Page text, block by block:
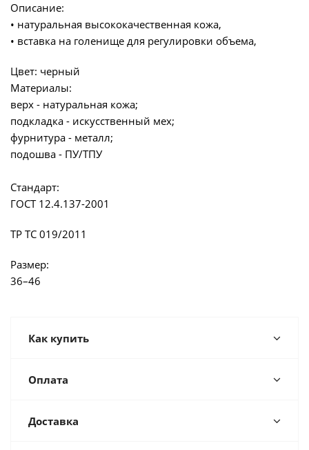
Описание:
• натуральная высококачественная кожа,
• вставка на голенище для регулировки объема,
Цвет: черный
Материалы:
верх - натуральная кожа;
подкладка - искусственный мех;
фурнитура - металл;
подошва - ПУ/ТПУ
Стандарт:
ГОСТ 12.4.137-2001
ТР ТС 019/2011
Размер:
36–46
Как купить
Оплата
Доставка